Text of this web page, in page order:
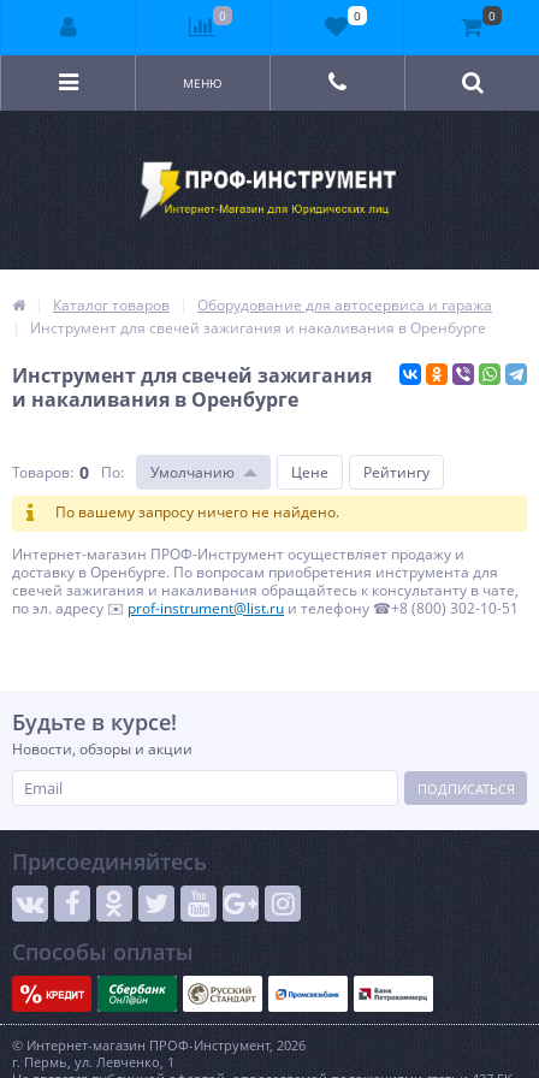
МЕНЮ
Каталог товаров
Оборудование для автосервиса и гаража
Инструмент для свечей зажигания и накаливания в Оренбурге
Инструмент для свечей зажигания
и накаливания в Оренбурге
Товаров: 0 По: Умолчанию Цене
Рейтингу
По вашему запросу ничего не найдено.
Интернет-магазин ПРОФ-Инструмент осуществляет продажу и
доставку в Оренбурге. По вопросам приобретения инструмента для
свечей зажигания и накаливания обращайтесь к консультанту в чате,
по эл. адресу ✉️ prof-instrument@list.ru и телефону ☎+8 (800) 302-10-51
Будьте в курсе!
Новости, обзоры и акции
ПОДПИСАТЬСЯ
Присоединяйтесь
Способы оплаты
© Интернет-магазин ПРОФ-Инструмент, 2026
г. Пермь, ул. Левченко, 1
0 0 0